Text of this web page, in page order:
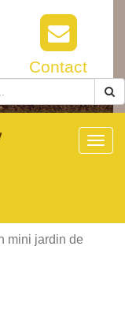
Contact
mini jardin de